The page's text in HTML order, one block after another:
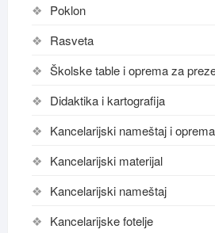
Poklon
Rasveta
Školske table i oprema za
Didaktika i kartografija
Kancelarijski nameštaj i oprema
Kancelarijski materijal
Kancelarijski nameštaj
Kancelarijske fotelje